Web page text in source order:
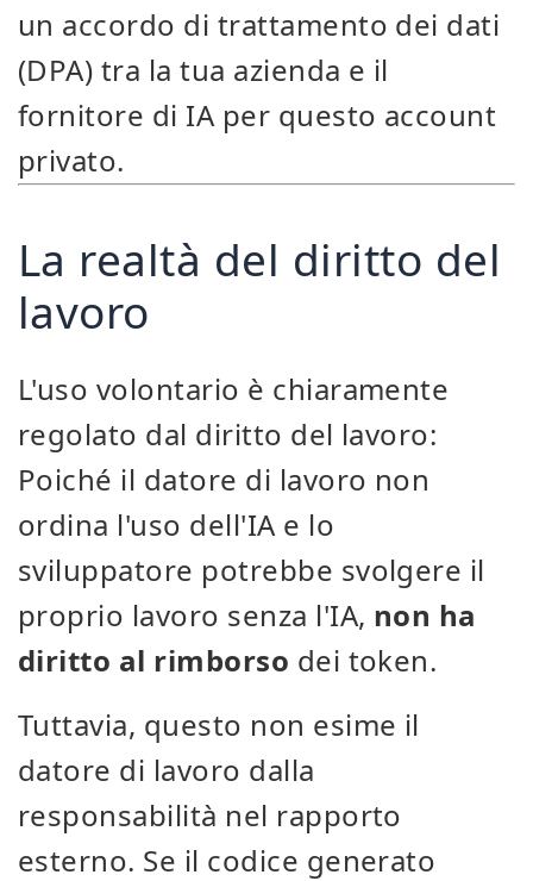
un accordo di trattamento dei dati
(DPA) tra la tua azienda e il
fornitore di IA per questo account
privato.
La realtà del diritto del
lavoro
L'uso volontario è chiaramente
regolato dal diritto del lavoro:
Poiché il datore di lavoro non
ordina l'uso dell'IA e lo
sviluppatore potrebbe svolgere il
proprio lavoro senza l'IA, non ha
diritto al rimborso dei token.
Tuttavia, questo non esime il
datore di lavoro dalla
responsabilità nel rapporto
esterno. Se il codice generato